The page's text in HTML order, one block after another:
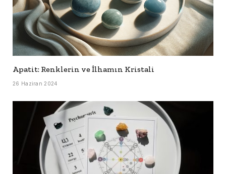
Apatit: Renklerin ve İlhamın Kristali
26 Haziran 2024